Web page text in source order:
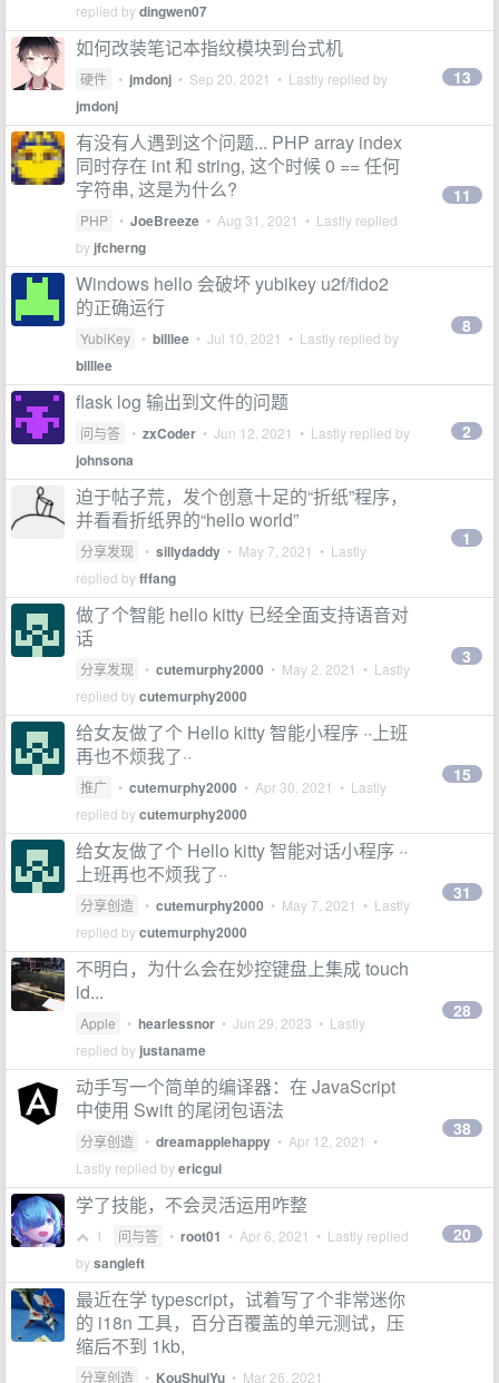
replied bydingwen07
如何改装笔记本指纹模块到台式机
硬件 • jmdonj • Sep 20, 2021 • Lastly replied by
jmdonj
13
有没有人遇到这个问题... PHP array index
同时存在 int 和 string, 这个时候 0 == 任何
字符串, 这是为什么?
PHP • JoeBreeze • Aug 31, 2021 • Lastly replied
by jfcherng
11
Windows hello 会破坏 yubikey u2f/fido2
的正确运行
YubiKey • billlee • Jul 10, 2021 • Lastly replied by
billlee
8
flask log 输出到文件的问题
问与答 • zxCoder • Jun 12, 2021 • Lastly replied by
johnsona
2
迫于帖子荒，发个创意十足的“折纸”程序，
并看看折纸界的“hello world”
分享发现 • sillydaddy • May 7, 2021 • Lastly
replied byfffang
1
做了个智能 hello kitty 已经全面支持语音对
话
分享发现 • cutemurphy2000 • May 2, 2021 • Lastly
replied bycutemurphy2000
3
给女友做了个 Hello kitty 智能小程序 ··上班
再也不烦我了··
推广 • cutemurphy2000 • Apr 30, 2021 • Lastly
replied bycutemurphy2000
15
给女友做了个 Hello kitty 智能对话小程序 ··
上班再也不烦我了··
分享创造 • cutemurphy2000 • May 7, 2021 • Lastly
replied bycutemurphy2000
31
不明白，为什么会在妙控键盘上集成 touch
id...
Apple • hearlessnor • Jun 29, 2023 • Lastly
replied by justaname
28
动手写一个简单的编译器：在 JavaScript
中使用 Swift 的尾闭包语法
分享创造 • dreamapplehappy • Apr 12, 2021 •
Lastly replied byericgui
38
学了技能，不会灵活运用咋整
1 问与答 • root01 • Apr 6, 2021 • Lastly replied
bysangleft
20
最近在学 typescript，试着写了个非常迷你
的 i18n 工具，百分百覆盖的单元测试，压
缩后不到 1kb,
分享创造 • KouShuiYu • Mar 26, 2021